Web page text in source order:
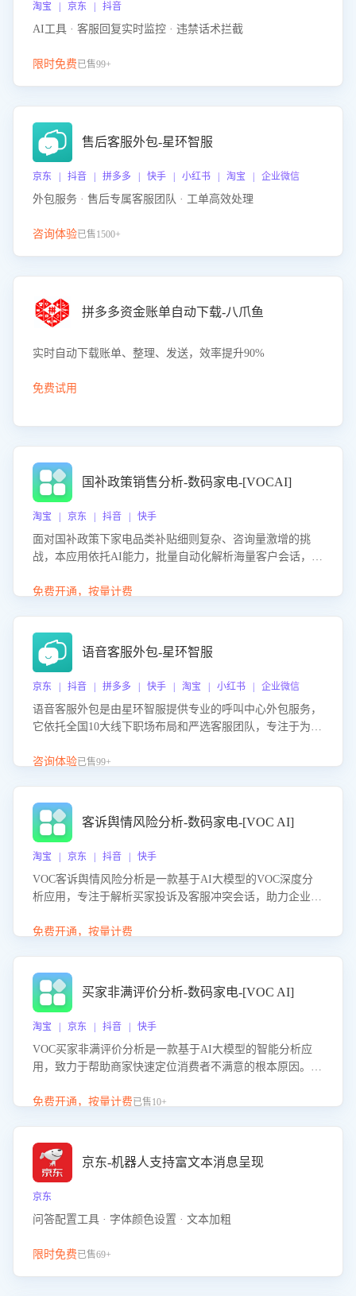
淘宝 | 京东 | 抖音
AI工具 · 客服回复实时监控 · 违禁话术拦截
限时免费已售99+
售后客服外包-星环智服
京东 | 抖音 | 拼多多 | 快手 | 小红书 | 淘宝 | 企业微信
外包服务 · 售后专属客服团队 · 工单高效处理
咨询体验已售1500+
拼多多资金账单自动下载-八爪鱼
实时自动下载账单、整理、发送，效率提升90%
免费试用
国补政策销售分析-数码家电-[VOCAI]
淘宝 | 京东 | 抖音 | 快手
面对国补政策下家电品类补贴细则复杂、咨询量激增的挑
战，本应用依托AI能力，批量自动化解析海量客户会话，精
购买意向，深度洞察决策动因。同时全面评估客服团队政策
度、客服转化能力及销售业绩。
免费开通，按量计费
语音客服外包-星环智服
京东 | 抖音 | 拼多多 | 快手 | 淘宝 | 小红书 | 企业微信
语音客服外包是由星环智服提供专业的呼叫中心外包服务，
它依托全国10大线下职场布局和严选客服团队，专注于为企
客服团队和智能工具提升语音客服服务效率和质量，帮助企
咨询体验已售99+
客诉舆情风险分析-数码家电-[VOC AI]
淘宝 | 京东 | 抖音 | 快手
VOC客诉舆情风险分析是一款基于AI大模型的VOC深度分
析应用，专注于解析买家投诉及客服冲突会话，助力企业精
别客户情绪、归因争议根源，并客观评估客服应对合理性与
能力，阻断差评扩散，维护品牌声誉，实现客户满意度的持
续提升。
免费开通，按量计费
买家非满评价分析-数码家电-[VOC AI]
淘宝 | 京东 | 抖音 | 快手
VOC买家非满评价分析是一款基于AI大模型的智能分析应
用，致力于帮助商家快速定位消费者不满意的根本原因。该
客服原因或其它部门原因，明确责任归属，提供可落地的改
改，有效提升客户满意度和店铺整体服务质量。
免费开通，按量计费已售10+
京东-机器人支持富文本消息呈现
京东
问答配置工具 · 字体颜色设置 · 文本加粗
限时免费已售69+